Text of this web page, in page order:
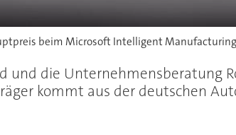
beim Microsoft Intelligent
die Unternehmensberatung
kommt aus der deutschen